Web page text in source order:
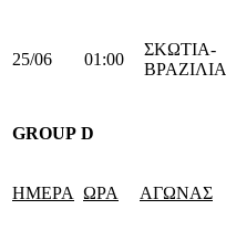
25/06 01:00
ΣΚΩΤΙΑ-
ΒΡΑΖΙΛΙΑ
GROUP D
ΗΜΕΡΑ ΩΡΑ ΑΓΩΝΑΣ